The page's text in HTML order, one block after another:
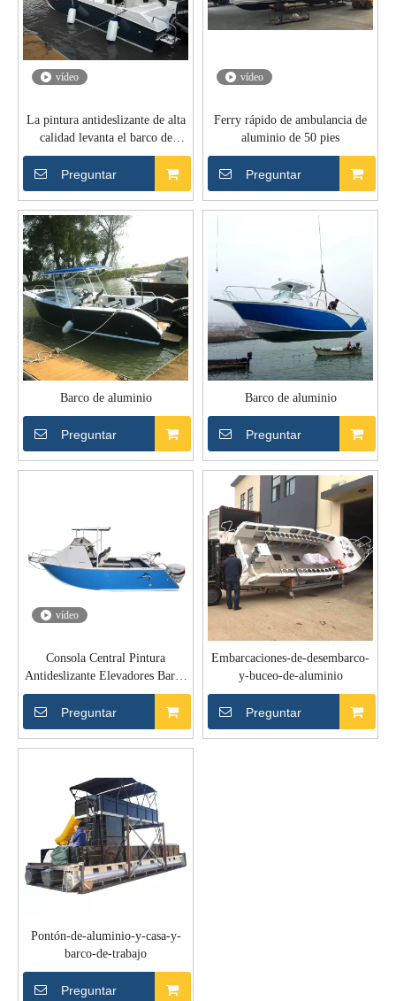
vídeo
La pintura antideslizante de alta
calidad levanta el barco de
aluminio
Preguntar
vídeo
Ferry rápido de ambulancia de
aluminio de 50 pies
Preguntar
Barco de aluminio
Preguntar
Barco de aluminio
Preguntar
vídeo
Consola Central Pintura
Antideslizante Elevadores Barco
De Aluminio
Preguntar
Embarcaciones-de-desembarco-
y-buceo-de-aluminio
Preguntar
Pontón-de-aluminio-y-casa-y-
barco-de-trabajo
Preguntar